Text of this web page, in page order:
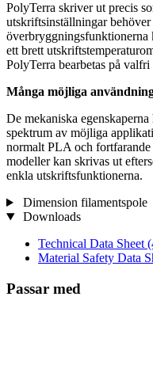
PolyTerra skriver ut precis
utskriftsinställningar
ett brett
PolyTerra bearbetas på
Många möjliga
De mekaniska
spektrum av möjliga
normalt PLA och
modeller kan skrivas ut
enkla utskriftsfunktionerna.
Dimension filamentspole
Downloads
Technical Data Sheet
Material Safety Data
Passar med